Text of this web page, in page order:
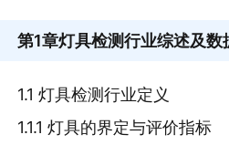
第1章灯具检测行业综述及数
1.1 灯具检测行业定义
1.1.1 灯具的界定与评价指标